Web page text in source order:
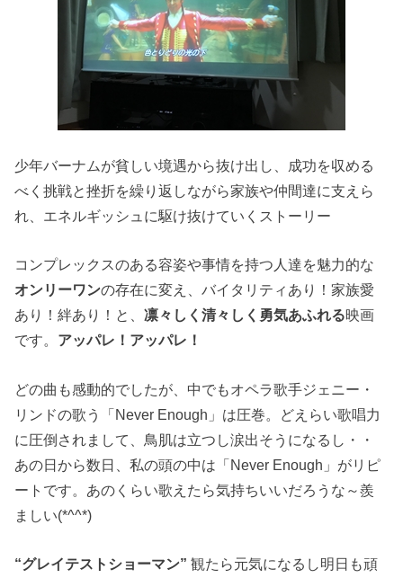
少年バーナムが貧しい境遇から抜け出し、成功を収める
べく挑戦と挫折を繰り返しながら家族や仲間達に支えら
れ、エネルギッシュに駆け抜けていくストーリー
コンプレックスのある容姿や事情を持つ人達を魅力的な
オンリーワンの存在に変え、バイタリティあり！家族愛
あり！絆あり！と、凛々しく清々しく勇気あふれる映画
です。 アッパレ！アッパレ！
どの曲も感動的でしたが、中でもオペラ歌手ジェニー・
リンドの歌う「Never Enough」は圧巻。どえらい歌唱力
に圧倒されまして、鳥肌は立つし涙出そうになるし・・
あの日から数日、私の頭の中は「Never Enough」がリピ
ートです。あのくらい歌えたら気持ちいいだろうな～羨
ましい(*^^*)
“グレイテストショーマン”観たら元気になるし明日も頑